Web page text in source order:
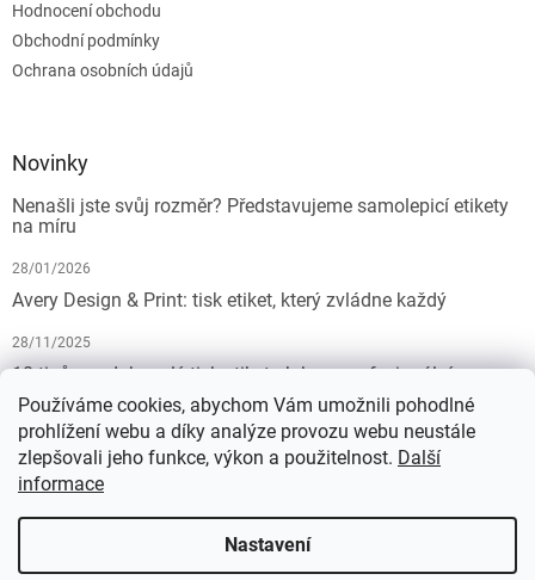
Používáme cookies, abychom Vám umožnili pohodlné
prohlížení webu a díky analýze provozu webu neustále
zlepšovali jeho funkce, výkon a použitelnost. Další
informace
Nastavení
Hodnocení obchodu
Obchodní podmínky
Ochrana osobních údajů
Novinky
Nenašli jste svůj rozměr? Představujeme samolepicí etikety
na míru
28/01/2026
Avery Design & Print: tisk etiket, který zvládne každý
28/11/2025
10 tipů pro dokonalý tisk etiket: Jak na profesionální
výsledek bez starostí
19/07/2025